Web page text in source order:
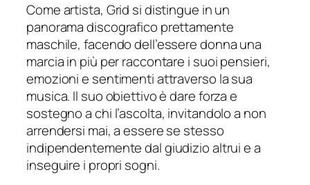
Come artista, Grid si distingue in un
panorama discografico prettamente
maschile, facendo dell’essere donna una
marcia in più per raccontare i suoi pensieri,
emozioni e sentimenti attraverso la sua
musica. Il suo obiettivo è dare forza e
sostegno a chi l’ascolta, invitandolo a non
arrendersi mai, a essere se stesso
indipendentemente dal giudizio altrui e a
inseguire i propri sogni.